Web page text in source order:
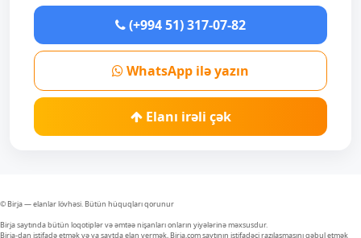
(+994 51) 317-07-82
WhatsApp ilə yazın
Elanı irəli çək
© Birja — elanlar lövhəsi. Bütün hüquqları qorunur
Birja saytında bütün loqotiplər və əmtəə nişanları onların yiyələrinə məxsusdur.
Birja-dan istifadə etmək və ya saytda elan vermək, Birja.com saytının istifadəçi razılaşmasını qəbul etmək